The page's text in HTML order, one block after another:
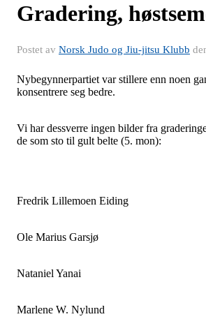
Gradering,
Postet av Norsk Judo og Jiu-jitsu Klubb
Nybegynnerpartiet var stillere enn noen
konsentrere seg bedre.
Vi har dessverre ingen bilder fra
de som sto til gult belte (5. mon):
Fredrik Lillemoen Eiding
Ole Marius Garsjø
Nataniel Yanai
Marlene W. Nylund